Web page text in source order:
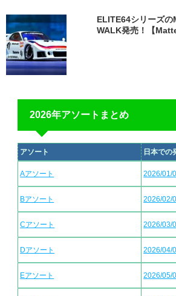
ELITE64シリーズ
WALK発売！【
2026年アソートまとめ
アソート 日本での
Aアソート 2026/01/
Bアソート 2026/02/
Cアソート 2026/03/
Dアソート 2026/04/
Eアソート 2026/05/